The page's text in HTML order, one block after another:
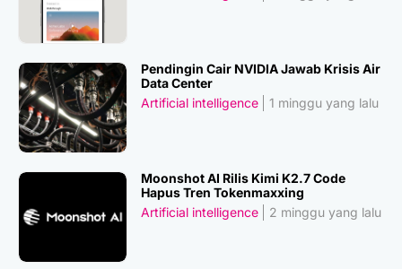
Pendingin Cair NVIDIA Jawab Krisis Air
Data Center
Artificial intelligence
1 minggu yang lalu
Moonshot AI Rilis Kimi K2.7 Code
Hapus Tren Tokenmaxxing
Artificial intelligence
2 minggu yang lalu